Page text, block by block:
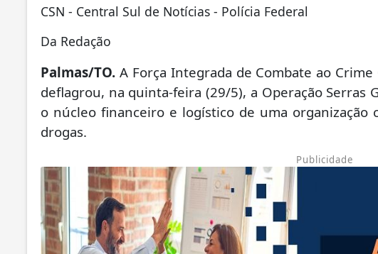
CSN - Central Sul de Notícias - Polícia Federal
Da Redação
Palmas/TO. A Força Integrada de Combate ao
deflagrou, na quinta-feira (29/5), a Operação Serras
o núcleo financeiro e logístico de uma organização
drogas.
Publicidade